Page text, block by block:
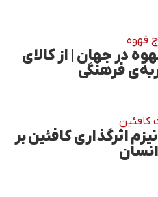
در جهان | از کالای
فرهنگی
اثرگذاری کافئین بر